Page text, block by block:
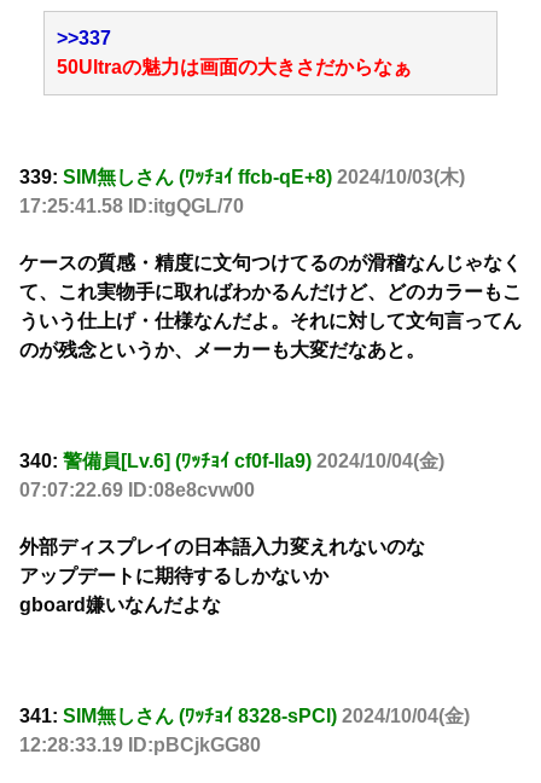
>>337
50Ultraの魅力は画面の大きさだからなぁ
339: SIM無しさん (ﾜｯﾁｮｲ ffcb-qE+8) 2024/10/03(木)
17:25:41.58 ID:itgQGL/70
ケースの質感・精度に文句つけてるのが滑稽なんじゃなく
て、これ実物手に取ればわかるんだけど、どのカラーもこ
ういう仕上げ・仕様なんだよ。それに対して文句言ってん
のが残念というか、メーカーも大変だなあと。
340: 警備員[Lv.6] (ﾜｯﾁｮｲ cf0f-Ila9) 2024/10/04(金)
07:07:22.69 ID:08e8cvw00
外部ディスプレイの日本語入力変えれないのな
アップデートに期待するしかないか
gboard嫌いなんだよな
341: SIM無しさん (ﾜｯﾁｮｲ 8328-sPCl) 2024/10/04(金)
12:28:33.19 ID:pBCjkGG80